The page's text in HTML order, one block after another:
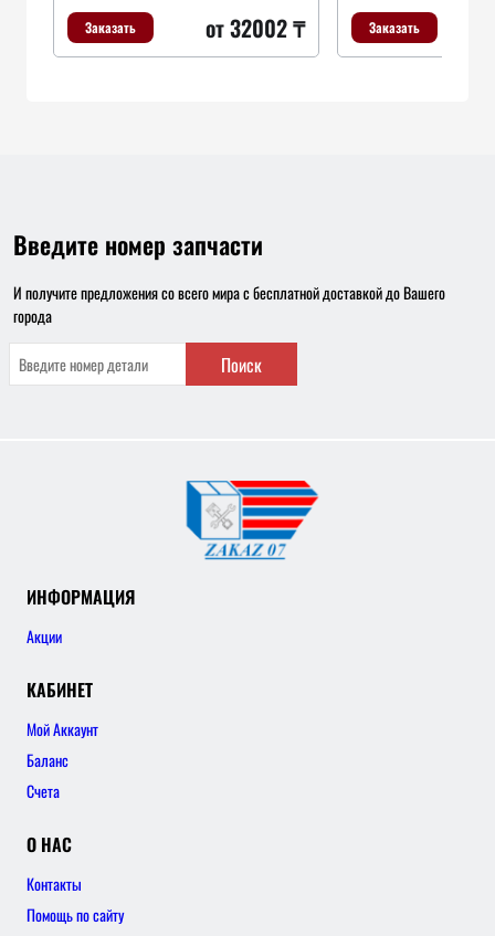
Заказать от 32002 ₸ Заказать
Введите номер запчасти
И получите предложения со всего мира с бесплатной доставкой до Вашего
города
Поиск
ИНФОРМАЦИЯ
Акции
КАБИНЕТ
Мой Аккаунт
Баланс
Счета
О НАС
Контакты
Помощь по сайту